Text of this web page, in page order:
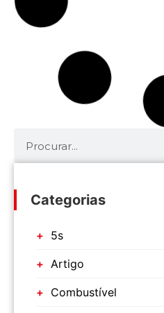
Categorias
5s
Artigo
Combustível